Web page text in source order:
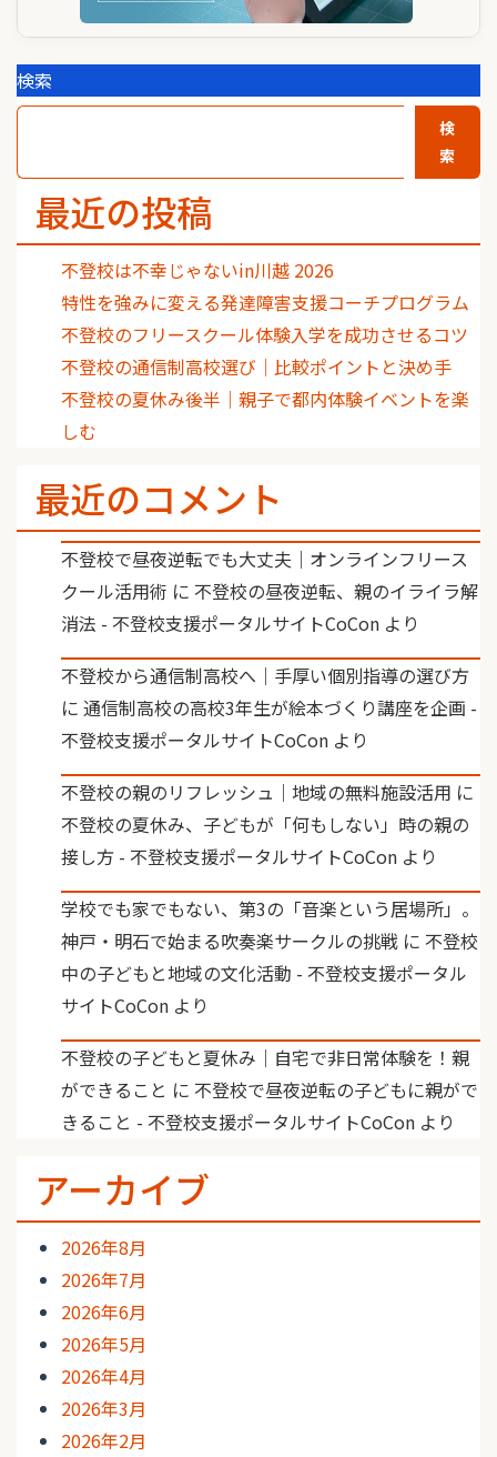
検索
検
索
最近の投稿
不登校は不幸じゃないin川越 2026
特性を強みに変える発達障害支援コーチプログラム
不登校のフリースクール体験入学を成功させるコツ
不登校の通信制高校選び｜比較ポイントと決め手
不登校の夏休み後半｜親子で都内体験イベントを楽
しむ
最近のコメント
不登校で昼夜逆転でも大丈夫｜オンラインフリース
クール活用術 に 不登校の昼夜逆転、親のイライラ解
消法 - 不登校支援ポータルサイトCoCon より
不登校から通信制高校へ｜手厚い個別指導の選び方
に 通信制高校の高校3年生が絵本づくり講座を企画 -
不登校支援ポータルサイトCoCon より
不登校の親のリフレッシュ｜地域の無料施設活用 に
不登校の夏休み、子どもが「何もしない」時の親の
接し方 - 不登校支援ポータルサイトCoCon より
学校でも家でもない、第3の「音楽という居場所」。
神戸・明石で始まる吹奏楽サークルの挑戦 に 不登校
中の子どもと地域の文化活動 - 不登校支援ポータル
サイトCoCon より
不登校の子どもと夏休み｜自宅で非日常体験を！親
ができること に 不登校で昼夜逆転の子どもに親がで
きること - 不登校支援ポータルサイトCoCon より
アーカイブ
2026年8月
2026年7月
2026年6月
2026年5月
2026年4月
2026年3月
2026年2月